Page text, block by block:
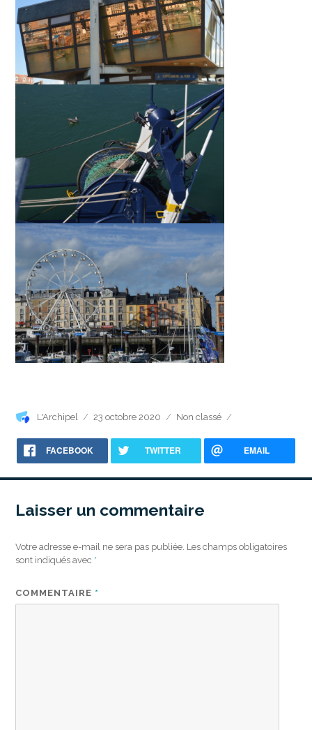
Auteur
L'Archipel
Publié
23 octobre 2020 Catégories
Non classé
FACEBOOK TWITTER EMAIL
Laisser un commentaire
Votre adresse e-mail ne sera pas publiée. Les champs obligatoires
sont indiqués avec *
COMMENTAIRE *